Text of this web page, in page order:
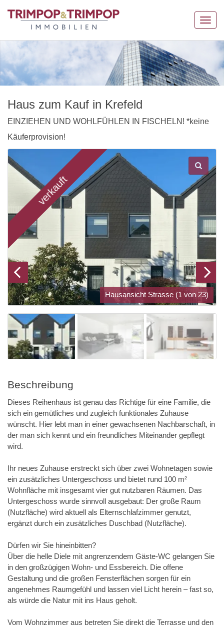
Haus zum Kauf in Krefeld
EINZIEHEN UND WOHLFÜHLEN IN FISCHELN! *keine
Käuferprovision!
verkauft
Hausansicht Strasse (1 von 23)
Beschreibung
Dieses Reihenhaus ist genau das Richtige für eine Familie, die
sich ein gemütliches und zugleich funktionales Zuhause
wünscht. Hier lebt man in einer gewachsenen Nachbarschaft, in
der man sich kennt und ein freundliches Miteinander gepflegt
wird.
Ihr neues Zuhause erstreckt sich über zwei Wohnetagen sowie
ein zusätzliches Untergeschoss und bietet rund 100 m²
Wohnfläche mit insgesamt vier gut nutzbaren Räumen. Das
Untergeschoss wurde sinnvoll ausgebaut: Der große Raum
(Nutzfläche) wird aktuell als Elternschlafzimmer genutzt,
ergänzt durch ein zusätzliches Duschbad (Nutzfläche).
Dürfen wir Sie hineinbitten?
Über die helle Diele mit angrenzendem Gäste-WC gelangen Sie
in den großzügigen Wohn- und Essbereich. Die offene
Gestaltung und die großen Fensterflächen sorgen für ein
angenehmes Raumgefühl und lassen viel Licht herein – fast so,
als würde die Natur mit ins Haus geholt.
Vom Wohnzimmer aus betreten Sie direkt die Terrasse und den